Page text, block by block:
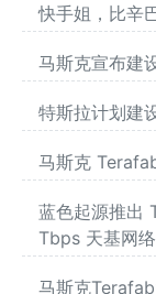
快手姐，比辛
马斯克宣布建
特斯拉计划建
马斯克
蓝色起源推出
Tbps 天基网络
马斯克